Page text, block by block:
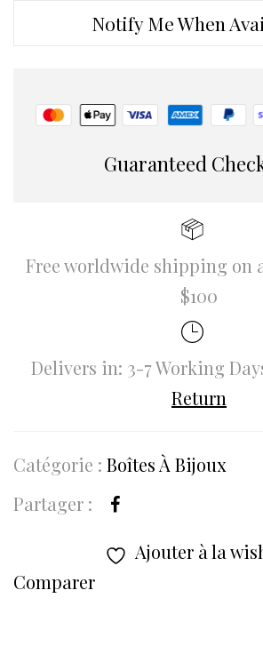
Notify Me When
Guaranteed
Free worldwide shipping on
$100
Delivers in: 3-7 Working
Return
Catégorie : Boîtes À Bijoux
Partager :
Ajouter à la
Comparer